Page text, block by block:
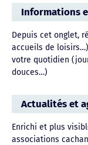
Informations
Depuis cet onglet,
accueils de
votre quotidien
douces…)
Actualités et
Enrichi et plus
associations